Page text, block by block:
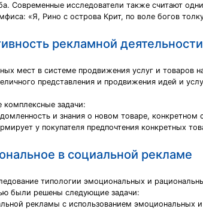
Современные исследователи также считают
«Я, Рино с острова Крит, по воле богов
рекламной деятельности
мест в системе продвижения услуг и
представления и продвижения идей и
задачи:
и знания о новом товаре, конкретном
у покупателя предпочтения конкретных
в социальной рекламе
типологии эмоциональных и
были решены следующие задачи:
рекламы с использованием эмоциональных